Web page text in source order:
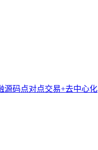
源码点对点交易+去中心化